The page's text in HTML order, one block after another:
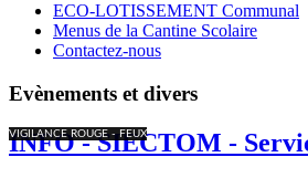
ECO-LOTISSEMENT Communal
Menus de la Cantine Scolaire
Contactez-nous
Evènements et divers
VIGILANCE ROUGE - FEUX
INFO - SIECTOM -